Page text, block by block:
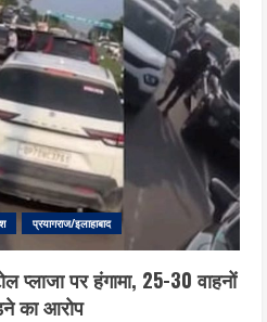
प्रयागराज/इलाहाबाद
पर हंगामा, 25-30 वाहनों
का आरोप